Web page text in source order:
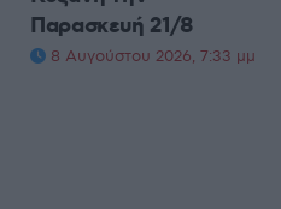
Παρασκευή 21/8
8 Αυγούστου 2026, 7:33 μμ